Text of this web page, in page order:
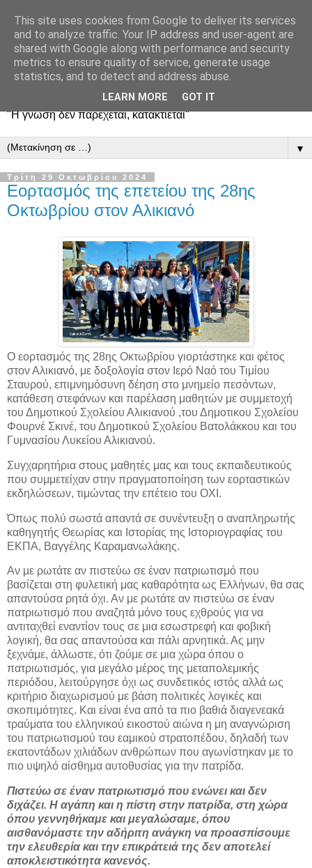
"Η γνώση δεν παρέχεται, κατακτιέται"
▼
Τρίτη 29 Οκτωβρίου 2024
Εορτασμός της επετείου της 28ης
Οκτωβρίου στον Αλικιανό
Ο εορτασμός της 28ης Οκτωβρίου γιορτάστηκε και φέτος
στον Αλικιανό, με δοξολογία στον Ιερό Ναό του Τιμίου
Σταυρού, επιμνημόσυνη δέηση στο μνημείο πεσόντων,
κατάθεση στεφάνων και παρέλαση μαθητών με συμμετοχή
του Δημοτικού Σχολείου Αλικιανού ,του Δημοτικου Σχολείου
Φουρνέ Σκινέ, του Δημοτικού Σχολείου Βατολάκκου και του
Γυμνασίου Λυκείου Αλικιανού.
Συγχαρητήρια στους μαθητές μας και τους εκπαιδευτικούς
που συμμετείχαν στην πραγματοποίηση των εορταστικών
εκδηλώσεων, τιμώντας την επέτειο του ΟΧΙ.
Όπως πολύ σωστά απαντά σε συνέντευξη ο αναπληρωτής
καθηγητής Θεωρίας και Ιστορίας της Ιστοριογραφίας του
ΕΚΠΑ, Βαγγέλης Καραμανωλάκης.
Αν με ρωτάτε αν πιστεύω σε έναν πατριωτισμό που
βασίζεται στη φυλετική μας καθαρότητα ως Ελλήνων, θα σας
απαντούσα ρητά όχι. Αν με ρωτάτε αν πιστεύω σε έναν
πατριωτισμό που αναζητά μόνο τους εχθρούς για να
αντιταχθεί εναντίον τους σε μια εσωστρεφή και φοβική
λογική, θα σας απαντούσα και πάλι αρνητικά. Ας μην
ξεχνάμε, άλλωστε, ότι ζούμε σε μια χώρα όπου ο
πατριωτισμός, για μεγάλο μέρος της μεταπολεμικής
περιόδου, λειτούργησε όχι ως συνδετικός ιστός αλλά ως
κριτήριο διαχωρισμού με βάση πολιτικές λογικές και
σκοπιμότητες. Και είναι ένα από τα πιο βαθιά διαγενεακά
τραύματα του ελληνικού εικοστού αιώνα η μη αναγνώριση
του πατριωτισμού του εαμικού στρατοπέδου, δηλαδή των
εκατοντάδων χιλιάδων ανθρώπων που αγωνίστηκαν με το
πιο υψηλό αίσθημα αυτοθυσίας για την πατρίδα.
Πιστεύω σε έναν πατριωτισμό που ενώνει και δεν
διχάζει. Η αγάπη και η πίστη στην πατρίδα, στη χώρα
όπου γεννηθήκαμε και μεγαλώσαμε, όπου
αισθανόμαστε την αδήριτη ανάγκη να προασπίσουμε
την ελευθερία και την επικράτειά της δεν αποτελεί
αποκλειστικότητα κανενός.
This site uses cookies from Google to deliver its services
and to analyze traffic. Your IP address and user-agent are
shared with Google along with performance and security
metrics to ensure quality of service, generate usage
statistics, and to detect and address abuse.
LEARN MORE GOT IT